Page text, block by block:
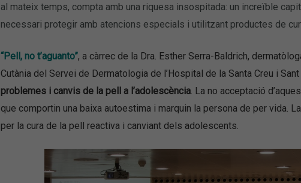
al mateix temps, compta amb una riquesa insospitada: un increïble
necessari protegir amb atencions especials i utilitzant productes de
“Pell, not’aguanto”, a càrrec de la Dra. Esther Serra-Baldrich,
Cutània del Servei de Dermatologia de l’Hospital de la Santa Creu i Sant
problemes i canvis de la pell a l’adolescència. La no acceptació
que comportin una baixa autoestima i marquin la persona de per vida.
per la cura de la pell reactiva i canviant dels adolescents.